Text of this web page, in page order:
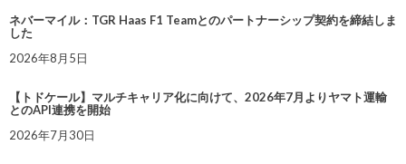
ネバーマイル：TGR Haas F1 Teamとのパートナーシップ契約を締結しま
した
2026年8月5日
【トドケール】マルチキャリア化に向けて、2026年7月よりヤマト運輸
とのAPI連携を開始
2026年7月30日